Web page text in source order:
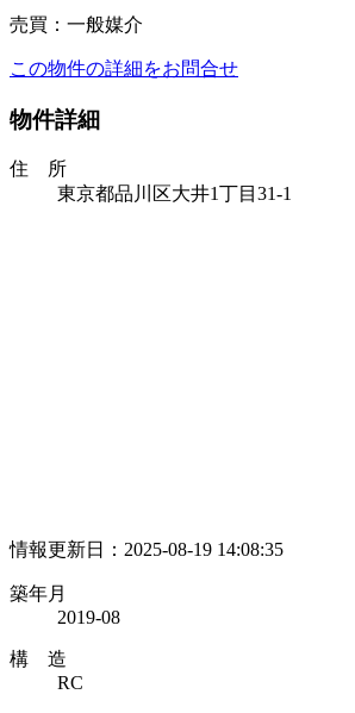
売買：一般媒介
この物件の詳細をお問合せ
物件詳細
住 所
東京都品川区大井1丁目31-1
情報更新日：2025-08-19 14:08:35
築年月
2019-08
構 造
RC